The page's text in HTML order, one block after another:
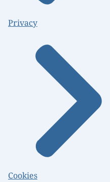
Privacy
Cookies